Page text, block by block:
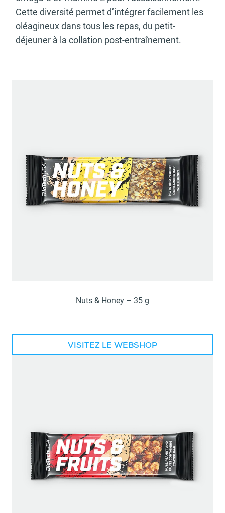
Cette diversité permet d’intégrer facilement les
oléagineux dans tous les repas, du petit-
déjeuner à la collation post-entraînement.
Nuts & Honey – 35 g
VISITEZ LE WEBSHOP